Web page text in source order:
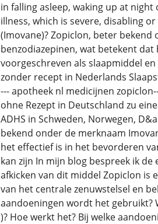
in falling asleep, waking up at
illness, which is severe, disabling
(Imovane)? Zopiclon, beter
benzodiazepinen, wat betekent
voorgeschreven als slaapmiddel
zonder recept in Nederlands
--- apotheek nl medicijnen
ohne Rezept in Deutschland zu
ADHS in Schweden, Norwegen,
bekend onder de merknaam
het effectief is in het bevorderen
kan zijn In mijn blog bespreek ik
afkicken van dit middel Zopiclon is
van het centrale zenuwstelsel en
aandoeningen wordt het gebruikt?
)? Hoe werkt het? Bij welke